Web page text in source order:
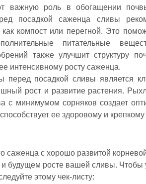
важную роль в обогащении
посадкой саженца сливы
компост или перегной. Это
питательные
также улучшит структуру
интенсивному росту саженца.
перед посадкой сливы является
рост и развитие растения.
с минимумом сорняков создает
ее здоровому и
саженца с хорошо развитой
будущем росте вашей сливы. Чтобы
этому чек-листу: